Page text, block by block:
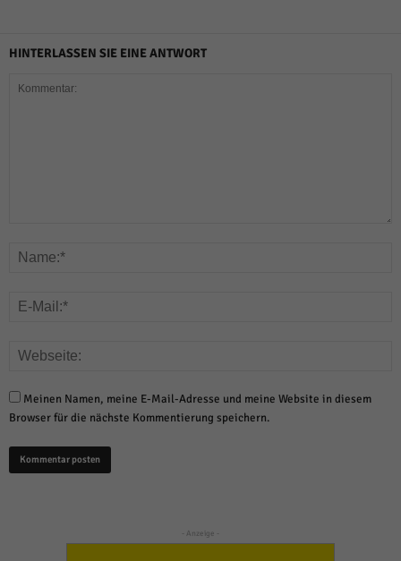
HINTERLASSEN SIE EINE ANTWORT
Meinen Namen, meine E-Mail-Adresse und meine Website in diesem
Browser für die nächste Kommentierung speichern.
- Anzeige -